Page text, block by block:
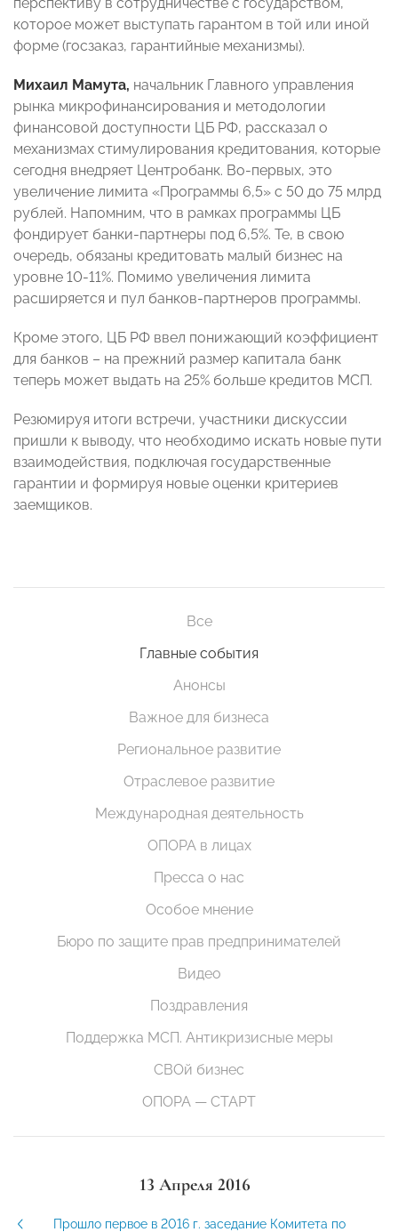
которое может выступать гарантом в той или иной
форме (госзаказ, гарантийные механизмы).
Михаил Мамута, начальник Главного управления
рынка микрофинансирования и методологии
финансовой доступности ЦБ РФ, рассказал о
механизмах стимулирования кредитования, которые
сегодня внедряет Центробанк. Во-первых, это
увеличение лимита «Программы 6,5» с 50 до 75 млрд
рублей. Напомним, что в рамках программы ЦБ
фондирует банки-партнеры под 6,5%. Те, в свою
очередь, обязаны кредитовать малый бизнес на
уровне 10-11%. Помимо увеличения лимита
расширяется и пул банков-партнеров программы.
Кроме этого, ЦБ РФ ввел понижающий коэффициент
для банков – на прежний размер капитала банк
теперь может выдать на 25% больше кредитов МСП.
Резюмируя итоги встречи, участники дискуссии
пришли к выводу, что необходимо искать новые пути
взаимодействия, подключая государственные
гарантии и формируя новые оценки критериев
заемщиков.
Все
Главные события
Анонсы
Важное для бизнеса
Региональное развитие
Отраслевое развитие
Международная деятельность
ОПОРА в лицах
Пресса о нас
Особое мнение
Бюро по защите прав предпринимателей
Видео
Поздравления
Поддержка МСП. Антикризисные меры
СВОй бизнес
ОПОРА — СТАРТ
13 Апреля 2016
Прошло первое в 2016 г. заседание Комитета по